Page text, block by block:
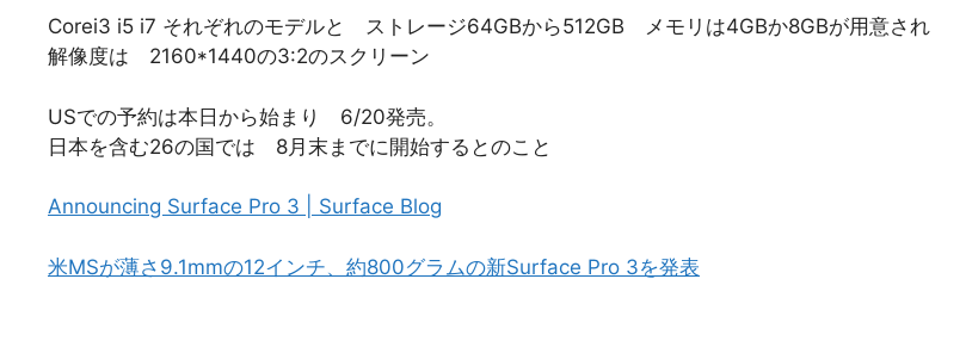
Corei3 i5 i7 それぞれのモデルと ストレージ64GBから512GB メモリは4GBか8GBが用意され
解像度は 2160*1440の3:2のスクリーン
USでの予約は本日から始まり 6/20発売。
日本を含む26の国では 8月末までに開始するとのこと
Announcing Surface Pro 3 | Surface Blog
米MSが薄さ9.1mmの12インチ、約800グラムの新Surface Pro 3を発表